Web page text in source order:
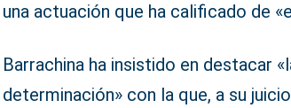
una actuación que ha calificado de
Barrachina ha insistido en destacar
determinación» con la que, a su